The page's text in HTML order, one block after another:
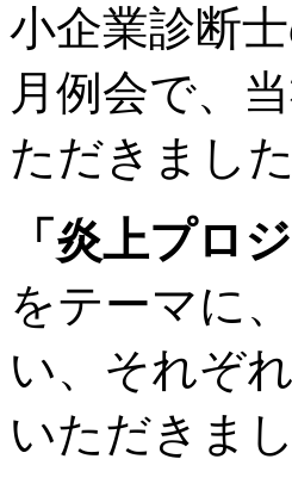
小企業診断
月例会で、
ただきました
「炎上プロ
をテーマに
い、それぞ
いただきまし